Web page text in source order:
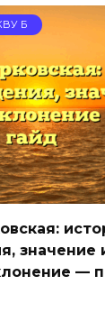
Б
значение
—